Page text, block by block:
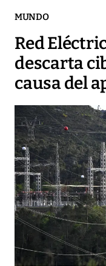
MUNDO
Red
descarta
causa del